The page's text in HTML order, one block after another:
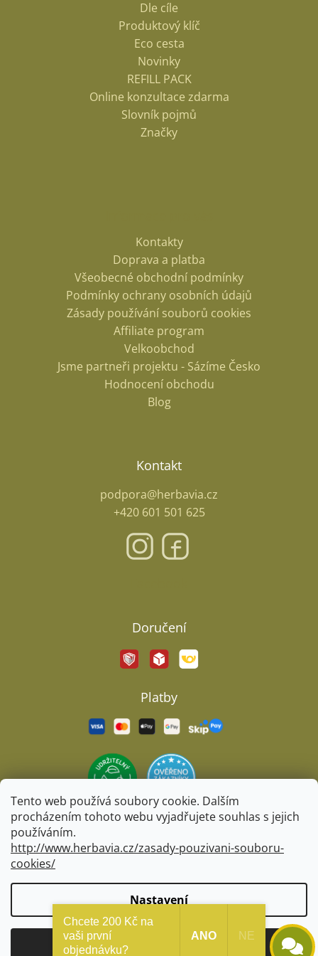
Tento web používá soubory cookie. Dalším
procházením tohoto webu vyjadřujete souhlas s jejich
používáním.
http://www.herbavia.cz/zasady-pouzivani-souboru-
cookies/
Nastavení
Dle cíle
Produktový klíč
Eco cesta
Novinky
REFILL PACK
Online konzultace zdarma
Slovník pojmů
Značky
Kontakty
Doprava a platba
Všeobecné obchodní podmínky
Podmínky ochrany osobních údajů
Zásady používání souborů cookies
Affiliate program
Velkoobchod
Jsme partneři projektu - Sázíme Česko
Hodnocení obchodu
Blog
Kontakt
podpora@herbavia.cz
+420 601 501 625
Doručení
Platby
Copyright 2026Herbavia.cz
. Všechna práva vyhrazena.
Upravit nastavení cookies
Chcete 200 Kč na
vaši první
objednávku?
ANO NE